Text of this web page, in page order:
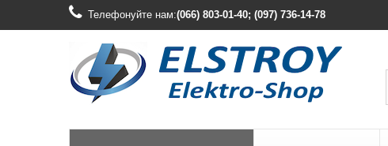
Телефонуйте нам:(066) 803-01-40; (097) 736-14-78